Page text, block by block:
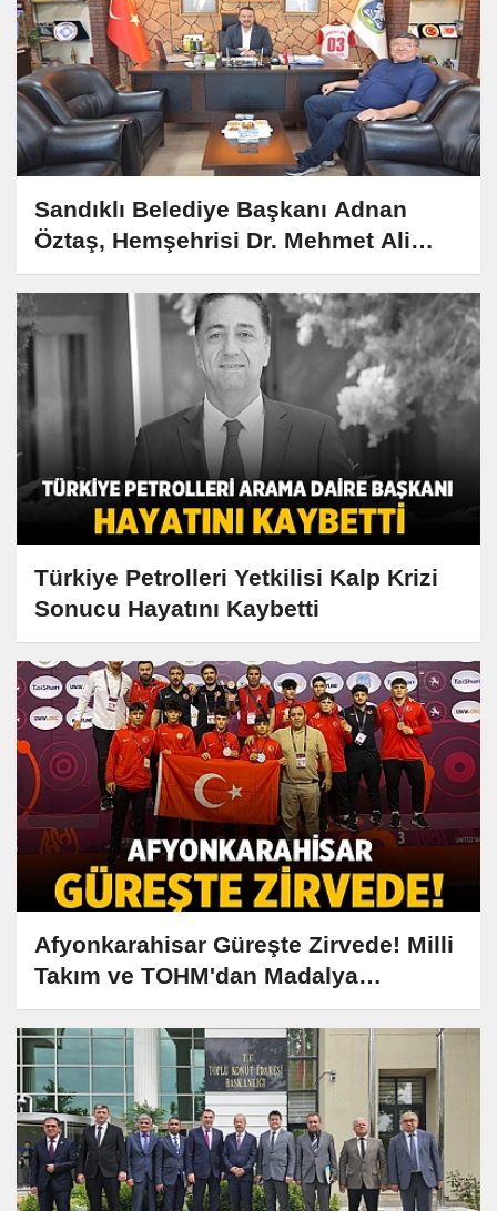
Sandıklı Belediye Başkanı Adnan
Öztaş, Hemşehrisi Dr. Mehmet Ali
Koçpınar'ı Ağırladı
Türkiye Petrolleri Yetkilisi Kalp Krizi
Sonucu Hayatını Kaybetti
Afyonkarahisar Güreşte Zirvede! Milli
Takım ve TOHM'dan Madalya
Yağmuru!